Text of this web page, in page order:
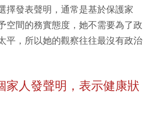
擇發表聲明，通常是基於保護家
空間的務實態度，她不需要為了政
平，所以她的觀察往往最沒有政治
家人發聲明，表示健康狀